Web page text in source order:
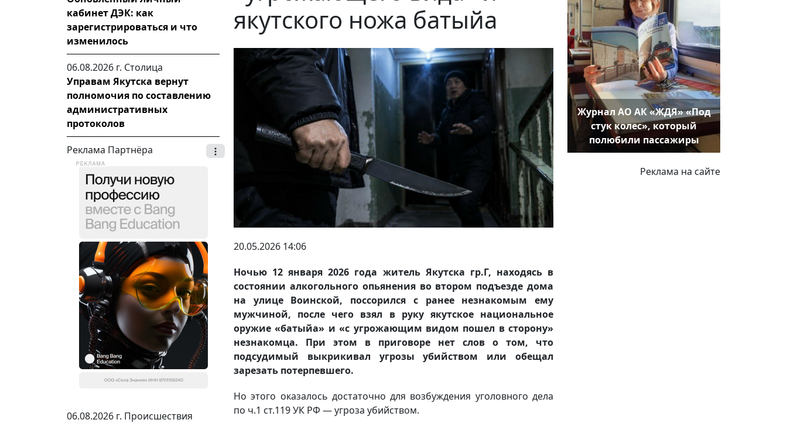
кабинет ДЭК: как
зарегистрироваться и что
изменилось
06.08.2026 г. Столица
Управам Якутска вернут
полномочия по составлению
административных
протоколов
Реклама Партнёра
06.08.2026 г. Происшествия
якутского ножа батыйа
20.05.2026 14:06
Ночью 12 января 2026 года житель Якутска гр.Г, находясь в
состоянии алкогольного опьянения во втором подъезде дома
на улице Воинской, поссорился с ранее незнакомым ему
мужчиной, после чего взял в руку якутское национальное
оружие «батыйа» и «с угрожающим видом пошел в сторону»
незнакомца. При этом в приговоре нет слов о том, что
подсудимый выкрикивал угрозы убийством или обещал
зарезать потерпевшего.
Но этого оказалось достаточно для возбуждения уголовного дела
по ч.1 ст.119 УК РФ — угроза убийством.
Журнал АО АК «ЖДЯ» «Под
стук колес», который
полюбили пассажиры
Реклама на сайте